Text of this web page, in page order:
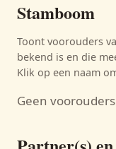
Stamboom
Toont voorouders
bekend is en die
Klik op een naam
Geen